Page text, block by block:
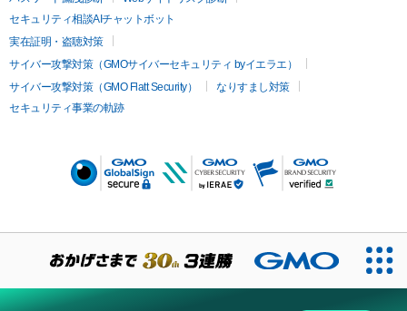
筍々会展’14（京都府立文化芸術会館）
師走展　初出展（心斎橋　小大丸画廊）
2015年　集画会展　初出展（心斎橋　小大丸画廊）
2016年　京都日本画家協会第四期展
​2017年　全関西美術展　佳作賞
2019年　松伯美術館花鳥画展入賞
​2020年　京都日本画新展出展（同'2021）
              アートオリンピア入選
京都日本画家協会会員
セキュリティ相談AIチャットボット
実在証明・盗聴対策
サイバー攻撃対策（GMOサイバーセキュリティ byイエラエ）
サイバー攻撃対策（GMO Flatt Security）
なりすまし対策
セキュリティ事業の軌跡